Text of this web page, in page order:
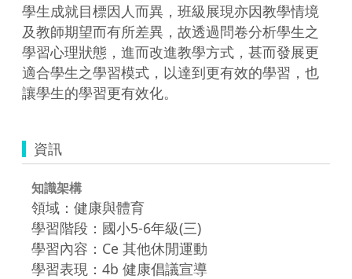
學生成就目標因人而異，班級展現亦因教學情境
及教師期望而有所差異，故透過問卷分析學生之
學習心理狀態，進而改進教學方式，甚而發展更
適合學生之學習模式，以達到更有效的學習，也
讓學生的學習更有效化。
資訊
知識架構
領域：健康與體育
學習階段：國小5-6年級(三)
學習內容：Ce 其他休閒運動
學習表現：4b 健康倡議宣導